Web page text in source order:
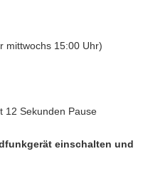
mittwochs 15:00 Uhr)
12 Sekunden Pause
einschalten und